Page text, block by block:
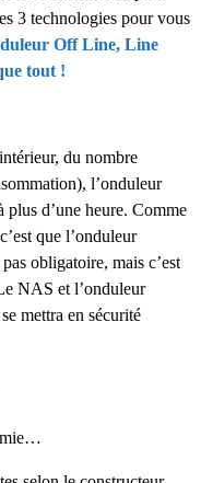
3 technologies pour vous
Off Line, Line
tout !
du nombre
l’onduleur
d’une heure. Comme
que l’onduleur
obligatoire, mais c’est
NAS et l’onduleur
mettra en sécurité